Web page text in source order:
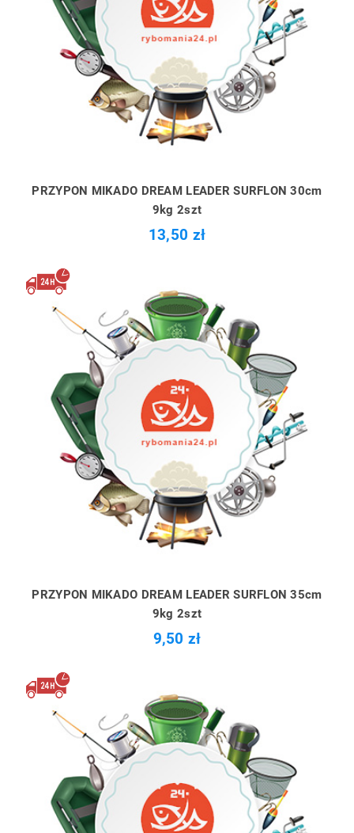
PRZYPON MIKADO DREAM LEADER SURFLON 30cm
9kg 2szt
13,50 zł
PRZYPON MIKADO DREAM LEADER SURFLON 35cm
9kg 2szt
9,50 zł